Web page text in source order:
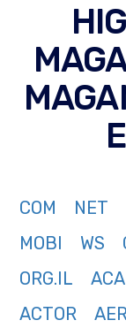
COM NET
MOBI
WS
ORG.IL
ACTOR